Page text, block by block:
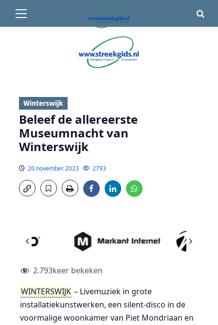
16°C• Vandaag 12° / 22°
menu
Winterswijk
Beleef de allereerste
Museumnacht van
Winterswijk
20 november 2023 2793
2.793keer bekeken
WINTERSWIJK – Livemuziek in grote
installatiekunstwerken, een silent-disco in de
voormalige woonkamer van Piet Mondriaan en